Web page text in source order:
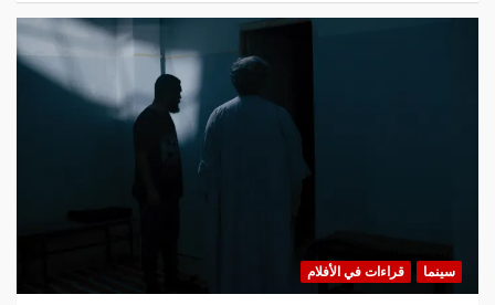
سينما قراءات في الأفلام